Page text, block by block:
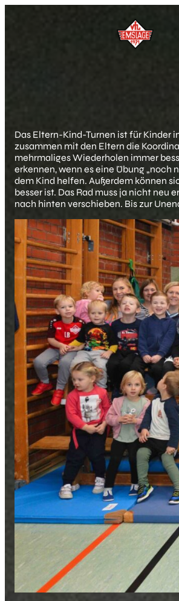
Das Eltern-Kind-Turnen ist für Kinder
zusammen mit den Eltern die
mehrmaliges Wiederholen immer
erkennen, wenn es eine Übung „noch
dem Kind helfen. Außerdem können
besser ist. Das Rad muss ja nicht
nach hinten verschieben. Bis zur